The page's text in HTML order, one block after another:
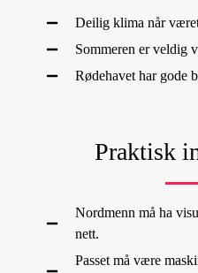
Deilig klima når
Sommeren er veldig
Rødehavet har gode
Praktisk
Nordmenn må ha
nett.
Passet må være